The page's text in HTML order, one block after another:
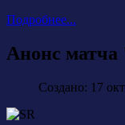
Подробнее...
Анонс
Создано: 17